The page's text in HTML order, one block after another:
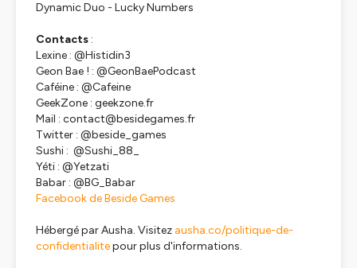
Dynamic Duo - Lucky Numbers
Contacts :
Lexine : @Histidin3
Geon Bae ! : @GeonBaePodcast
Caféine : @Cafeine
GeekZone : geekzone.fr
Mail : contact@besidegames.fr
Twitter : @beside_games
Sushi : @Sushi_88_
Yéti : @Yetzati
Babar : @BG_Babar
Facebook de Beside Games
Hébergé par Ausha. Visitez ausha.co/politique-de-
confidentialitepour plus d'informations.